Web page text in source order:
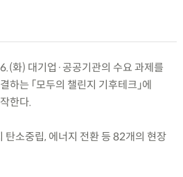
화) 대기업·공공기관의 수요 과제를
하는 「모두의 챌린지 기후테크」에
한다.
탄소중립, 에너지 전환 등 82개의 현장